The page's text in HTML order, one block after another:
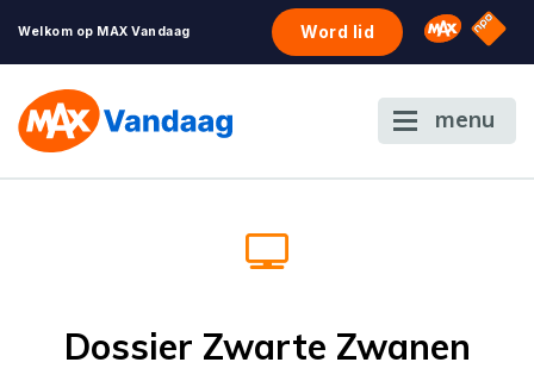
Welkom op MAX Vandaag Word lid Omroep
NPO
menu
Dossier Zwarte Zwanen